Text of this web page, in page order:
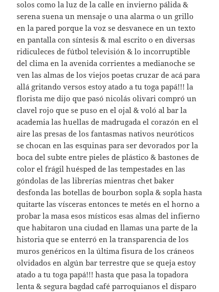
solos como la luz de la calle en invierno pálida &
serena suena un mensaje o una alarma o un grillo
en la pared porque la voz se desvanece en un texto
en pantalla con síntesis & mal escrito o en diversas
ridiculeces de fútbol televisión & lo incorruptible
del clima en la avenida corrientes a medianoche se
ven las almas de los viejos poetas cruzar de acá para
allá gritando versos estoy atado a tu toga papá!!! la
florista me dijo que pasó nicolás olivari compró un
clavel rojo que se puso en el ojal & voló al bar la
academia las huellas de madrugada el corazón en el
aire las presas de los fantasmas nativos neuróticos
se chocan en las esquinas para ser devorados por la
boca del subte entre pieles de plástico & bastones de
color el frágil huésped de las tempestades en las
góndolas de las librerías mientras chet baker
desfonda las botellas de bourbon sopla & sopla hasta
quitarte las vísceras entonces te metés en el horno a
probar la masa esos místicos esas almas del infierno
que habitaron una ciudad en llamas una parte de la
historia que se enterró en la transparencia de los
muros genéricos en la última fisura de los cráneos
olvidados en algún bar terrestre que se queja estoy
atado a tu toga papá!!! hasta que pasa la topadora
lenta & segura bagdad café parroquianos el disparo